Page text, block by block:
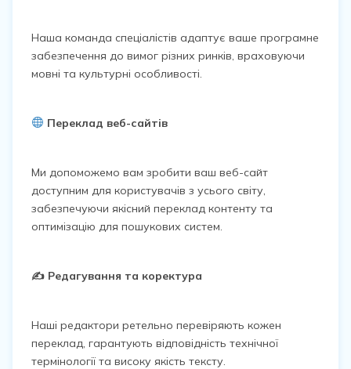
Наша команда спеціалістів адаптує ваше програмне
забезпечення до вимог різних ринків, враховуючи
мовні та культурні особливості.
Переклад веб-сайтів
Ми допоможемо вам зробити ваш веб-сайт
доступним для користувачів з усього світу,
забезпечуючи якісний переклад контенту та
оптимізацію для пошукових систем.
✍️ Редагування та коректура
Наші редактори ретельно перевіряють кожен
переклад, гарантують відповідність технічної
термінології та високу якість тексту.